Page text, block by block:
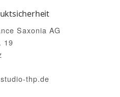
Saxonia AG
19
thp.de